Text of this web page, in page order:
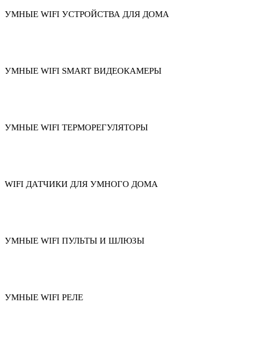
УМНЫЕ WIFI УСТРОЙСТВА ДЛЯ ДОМА
УМНЫЕ WIFI SMART ВИДЕОКАМЕРЫ
УМНЫЕ WIFI ТЕРМОРЕГУЛЯТОРЫ
WIFI ДАТЧИКИ ДЛЯ УМНОГО ДОМА
УМНЫЕ WIFI ПУЛЬТЫ И ШЛЮЗЫ
УМНЫЕ WIFI РЕЛЕ